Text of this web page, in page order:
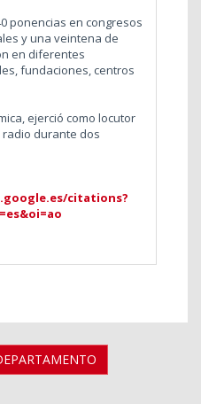
ponencias en congresos
y una veintena de
en diferentes
fundaciones, centros
ejerció como locutor
durante dos
citations?